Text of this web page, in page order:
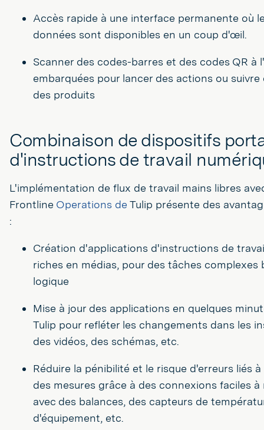
Accès rapide à une interface permanente où
données sont disponibles en un coup d'œil.
Scanner des codes-barres et des codes QR à
embarquées pour lancer des actions ou
des produits
Combinaison de dispositifs
d'instructions de travail
L'implémentation de flux de travail mains libres
Frontline Operations de Tulip présente des
:
Création d'applications d'instructions de
riches en médias, pour des tâches complexes
logique
Mise à jour des applications en quelques
Tulip pour refléter les changements dans les
des vidéos, des schémas, etc.
Réduire la pénibilité et le risque d'erreurs liés à
des mesures grâce à des connexions faciles
avec des balances, des capteurs de
d'équipement, etc.